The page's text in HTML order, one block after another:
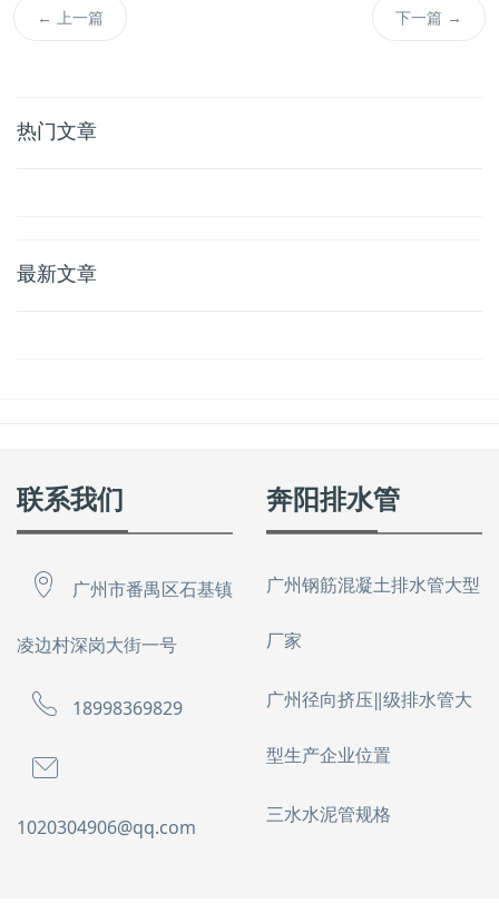
← 上一篇 下一篇 →
热门文章
最新文章
联系我们
广州市番禺区石基镇
凌边村深岗大街一号
18998369829
1020304906@qq.com
奔阳排水管
广州钢筋混凝土排水管大型
厂家
广州径向挤压‖级排水管大
型生产企业位置
三水水泥管规格